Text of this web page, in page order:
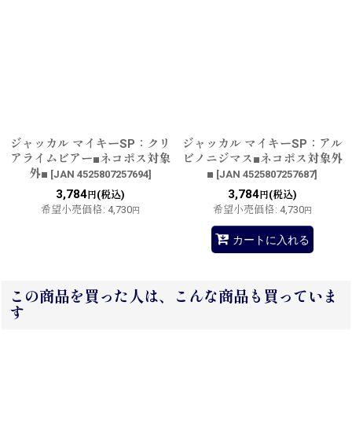
ジャッカル マイキーSP：クリ
アライムビアー■ネコポス対象
外■ [JAN 4525807257694]
3,784円(税込)
希望小売価格: 4,730円
ジャッカル マイキーSP：アル
ビノニジマス■ネコポス対象外
■ [JAN 4525807257687]
3,784円(税込)
希望小売価格: 4,730円
カートに入れる
この商品を買った人は、こんな商品も買っていま
す